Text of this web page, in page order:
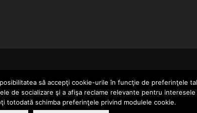
HOME CONTACT
să accepţi cookie-urile în funcţie de preferinţele
de socializare şi a afişa reclame relevante pentru
totodată schimba preferinţele privind modulele cookie.